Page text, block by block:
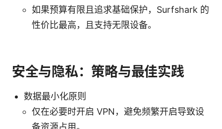
如果预算有限且追求基础保护，Surfshark 的
性价比最高，且支持无限设备。
安全与隐私：策略与最佳实践
数据最小化原则
仅在必要时开启 VPN，避免频繁开启导致设
备资源占用。